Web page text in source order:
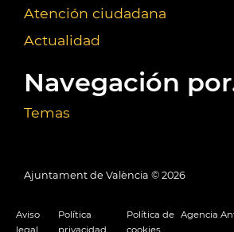
Atención ciudadana
Actualidad
Navegación
Temas
Ajuntament de València © 2026
Aviso
legal
Política
privacidad
Política de
cookies
Agencia